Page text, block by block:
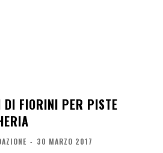
FIORINI PER PISTE
- 30 MARZO 2017